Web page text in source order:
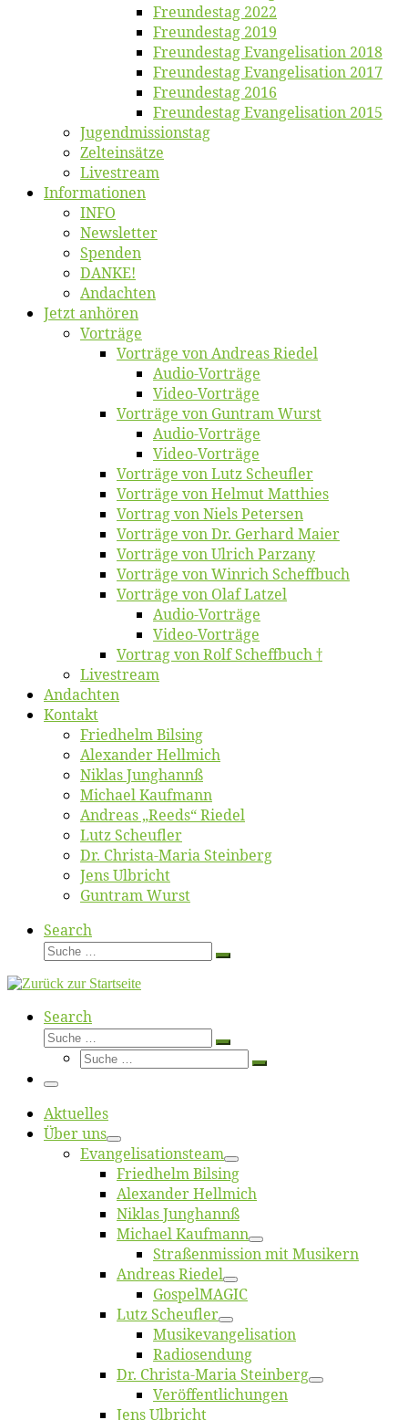
Freun­des­tag 2022
Freun­des­tag 2019
Freun­des­tag Evan­ge­li­sa­ti­on 2018
Freun­des­tag Evan­ge­li­sa­ti­on 2017
Freun­des­tag 2016
Freun­des­tag Evan­ge­li­sa­ti­on 2015
Jugend­mis­sions­tag
Zelt­ein­sät­ze
Live­stream
Informatio­nen
INFO
News­let­ter
Spen­den
DANKE!
An­dach­ten
Jetzt an­hö­ren
Vor­trä­ge
Vor­trä­ge von An­dre­as Riedel
Au­dio-Vor­trä­ge
Vi­deo-Vor­trä­ge
Vor­trä­ge von Gun­tram Wurst
Au­dio-Vor­trä­ge
Vi­deo-Vor­trä­ge
Vor­trä­ge von Lutz Scheufler
Vor­trä­ge von Hel­mut Matthies
Vor­trag von Niels Petersen
Vor­trä­ge von Dr. Ger­hard Maier
Vor­trä­ge von Ul­rich Parzany
Vor­trä­ge von Win­rich Scheffbuch
Vor­trä­ge von Olaf Latzel
Au­dio-Vor­trä­ge
Vi­deo-Vor­trä­ge
Vor­trag von Rolf Scheffbuch †
Live­stream
An­dach­ten
Kon­takt
Fried­helm Bilsing
Alex­an­der Hellmich
Ni­klas Junghannß
Mi­cha­el Kaufmann
An­dre­as „Reeds“ Riedel
Lutz Scheuf­ler
Dr. Chris­­ta-Ma­ria Steinberg
Jens Ulb­richt
Gun­tram Wurst
Search
Suche
Suche
Search
Suche
Suche
Suche
Suche
Menü
Ak­tu­el­les
Über uns
Evangelisa­tions­team
Fried­helm Bilsing
Alex­an­der Hellmich
Ni­klas Junghannß
Mi­cha­el Kaufmann
Straßenmis­sion mit Musikern
An­dre­as Riedel
Gos­pel­MA­GIC
Lutz Scheuf­ler
Musikevan­ge­li­sa­tion
Ra­dio­sen­dung
Dr. Chris­­ta-Ma­ria Steinberg
Ver­öf­fent­li­chun­gen
Jens Ulb­richt